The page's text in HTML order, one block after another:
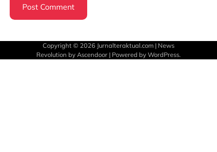
Copyright © 2026 Jurnalteraktual.com | News
Revolution by Ascendoor | Powered byWordPress.